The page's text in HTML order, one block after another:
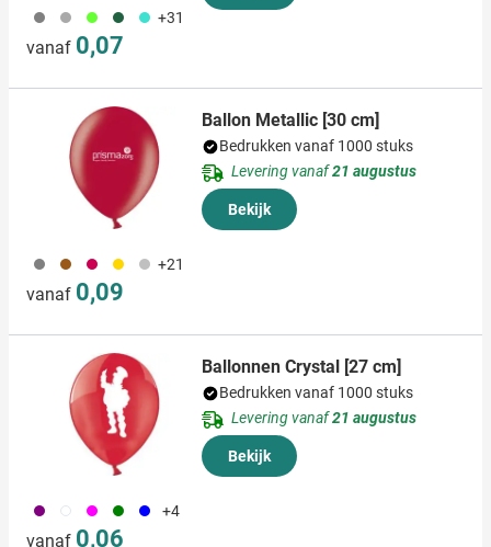
908 491 153 374 033 +31
vanaf 0,07
908 090 097 031 032 +21
vanaf 0,09
Ballon Metallic [30 cm]
Bedrukken vanaf 1000 stuks
Levering vanaf21 augustus
Bekijk
024 970 046 004 005 +4
vanaf 0,06
Ballonnen Crystal [27 cm]
Bedrukken vanaf 1000 stuks
Levering vanaf21 augustus
Bekijk